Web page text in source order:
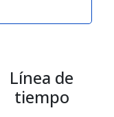
Línea de
tiempo